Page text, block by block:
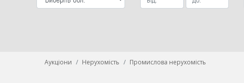
Аукціони Нерухомість Промислова нерухомість